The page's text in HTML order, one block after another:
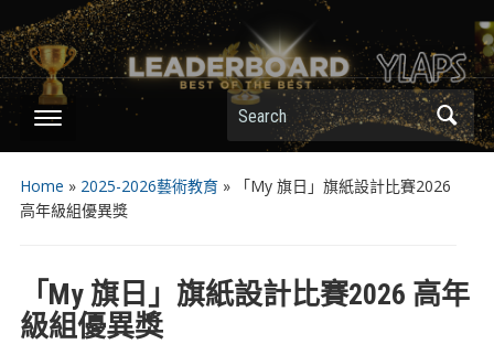
Search
Home » 2025-2026藝術教育»
「My 旗日」旗紙設計比賽2026
高年級組優異獎
「My 旗日」旗紙設計比賽2026 高年
級組優異獎